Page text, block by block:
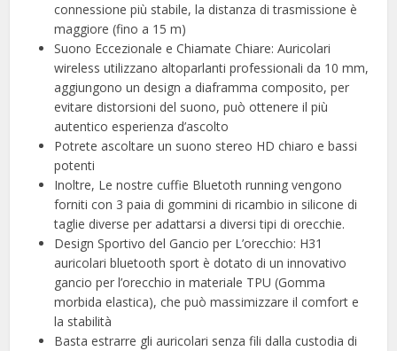
connessione più stabile, la distanza di trasmissione è
maggiore (fino a 15 m)
Suono Eccezionale e Chiamate Chiare: Auricolari
wireless utilizzano altoparlanti professionali da 10 mm,
aggiungono un design a diaframma composito, per
evitare distorsioni del suono, può ottenere il più
autentico esperienza d’ascolto
Potrete ascoltare un suono stereo HD chiaro e bassi
potenti
Inoltre, Le nostre cuffie Bluetoth running vengono
forniti con 3 paia di gommini di ricambio in silicone di
taglie diverse per adattarsi a diversi tipi di orecchie.
Design Sportivo del Gancio per L’orecchio: H31
auricolari bluetooth sport è dotato di un innovativo
gancio per l’orecchio in materiale TPU (Gomma
morbida elastica), che può massimizzare il comfort e
la stabilità
Basta estrarre gli auricolari senza fili dalla custodia di